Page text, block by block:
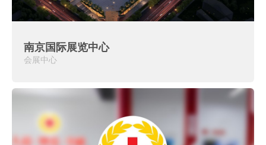
南京国际展览中心
会展中心